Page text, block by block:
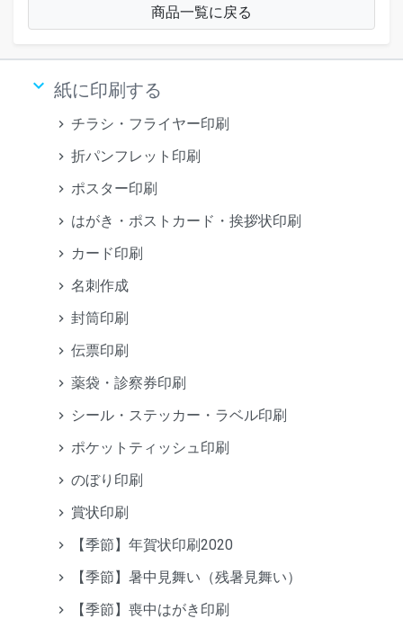
商品一覧に戻る
keyboard_arrow_down 紙に印刷する
チラシ・フライヤー印刷
折パンフレット印刷
ポスター印刷
はがき・ポストカード・挨拶状印刷
カード印刷
名刺作成
封筒印刷
伝票印刷
薬袋・診察券印刷
シール・ステッカー・ラベル印刷
ポケットティッシュ印刷
のぼり印刷
賞状印刷
【季節】年賀状印刷2020
【季節】暑中見舞い（残暑見舞い）
【季節】喪中はがき印刷